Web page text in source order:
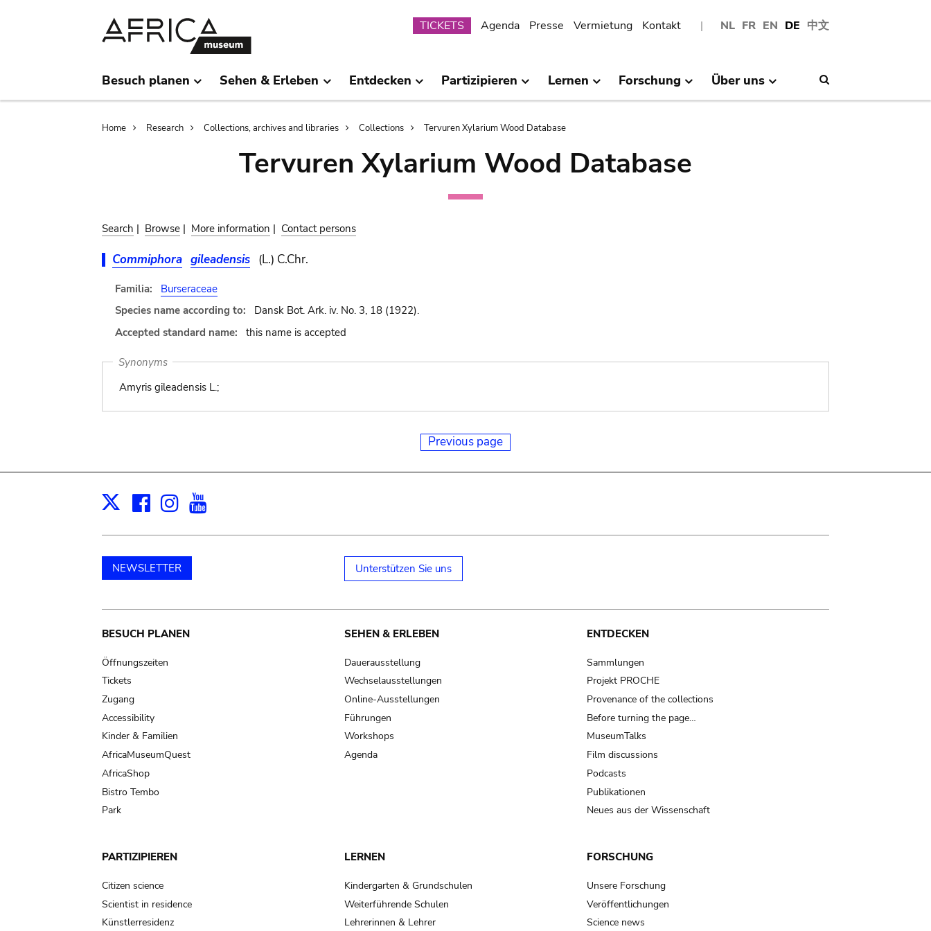
NL FR EN DE 中文
Submenu
TICKETS Agenda Presse Vermietung Kontakt
Besuch planen Sehen & Erleben Entdecken Partizipieren Lernen Forschung Über uns
Breadcrumb
Home Research Collections, archives and libraries Collections Tervuren Xylarium Wood Database
Tervuren Xylarium Wood Database
Search | Browse | More information | Contact persons
Commiphora gileadensis (L.) C.Chr.
Familia:
Burseraceae
Species name according to:
Dansk Bot. Ark. iv. No. 3, 18 (1922).
Accepted standard name:
this name is accepted
Synonyms
Amyris gileadensis L.;
Previous page
X Facebook
Instagram
NEWSLETTER Unterstützen Sie uns
Main
navigation
BESUCH PLANEN
Öffnungszeiten
Tickets
Zugang
Accessibility
Kinder & Familien
AfricaMuseumQuest
AfricaShop
Bistro Tembo
Park
SEHEN & ERLEBEN
Dauerausstellung
Wechselausstellungen
Online-Ausstellungen
Führungen
Workshops
Agenda
ENTDECKEN
Sammlungen
Projekt PROCHE
Provenance of the collections
Before turning the page…
MuseumTalks
Film discussions
Podcasts
Publikationen
Neues aus der Wissenschaft
PARTIZIPIEREN
Citizen science
Scientist in residence
Künstlerresidenz
LERNEN
Kindergarten & Grundschulen
Weiterführende Schulen
Lehrerinnen & Lehrer
FORSCHUNG
Unsere Forschung
Veröffentlichungen
Science news